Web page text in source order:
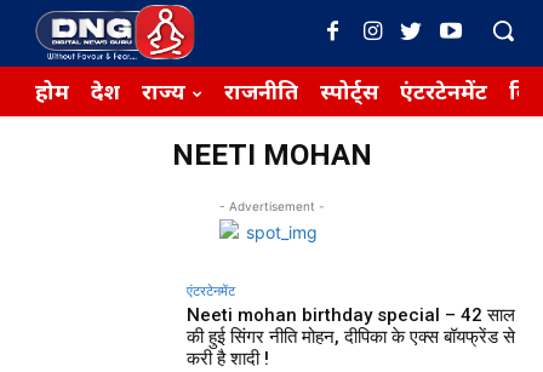
होम देश राज्य राजनीति स्पोर्ट्स एंटरटेनमेंट
NEETI MOHAN
- Advertisement -
एंटरटेनमेंट
Neeti mohan birthday special – 42 साल
की हुई सिंगर नीति मोहन, दीपिका के एक्स बॉयफ्रेंड से
करी है शादी !